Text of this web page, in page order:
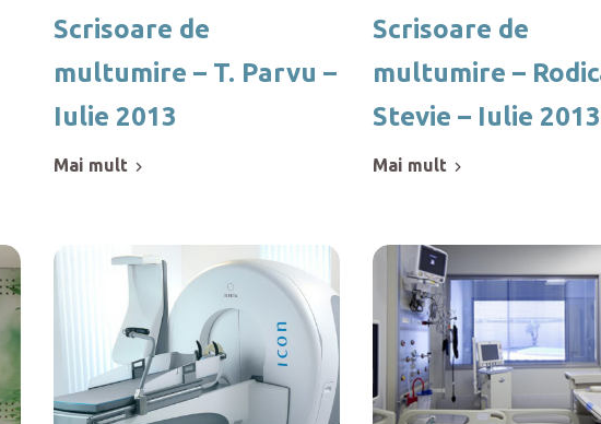
Scrisoare de
multumire – T. Parvu –
Iulie 2013
mai mult
Scrisoare de
multumire –
Stevie – Iulie 2013
mai mult